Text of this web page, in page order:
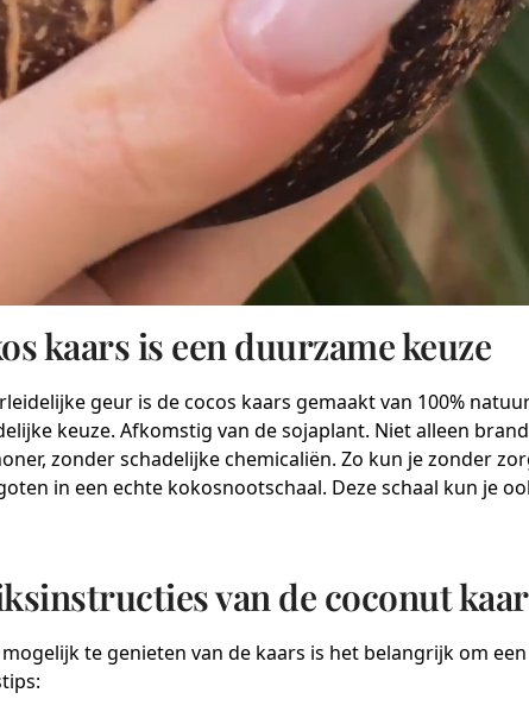
kaars is een duurzame keuze
geur is de cocos kaars gemaakt van 100%
keuze. Afkomstig van de sojaplant. Niet alleen
zonder schadelijke chemicaliën. Zo kun je zonder
in een echte kokosnootschaal. Deze schaal kun je
van de coconut
te genieten van de kaars is het belangrijk om